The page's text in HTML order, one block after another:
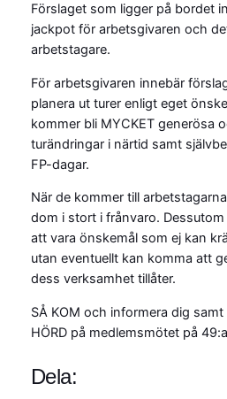
Förslaget som ligger på bordet
jackpot för arbetsgivaren och
arbetstagare.
För arbetsgivaren innebär
planera ut turer enligt eget
kommer bli MYCKET generösa
turändringar i närtid samt
FP-dagar.
När de kommer till
dom i stort i frånvaro.
att vara önskemål som ej kan
utan eventuellt kan komma att
dess verksamhet tillåter.
SÅ KOM och informera dig samt
HÖRD på medlemsmötet på
Dela: